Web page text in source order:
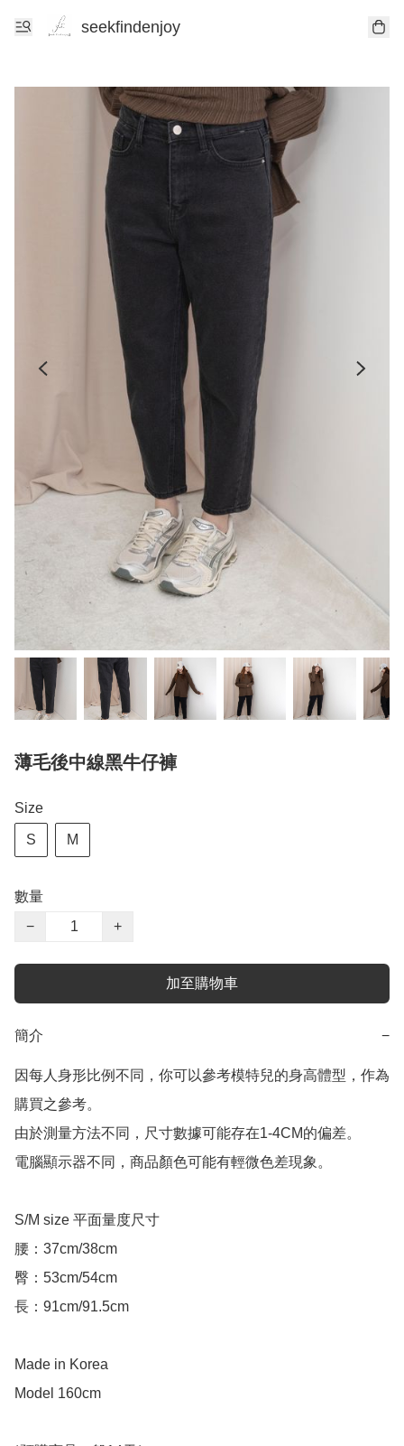
seekfindenjoy
薄毛後中線黑牛仔褲
Size
S M
數量
−
+
加至購物車
簡介 −
因每人身形比例不同，你可以參考模特兒的身高體型，作為
購買之參考。
由於測量方法不同，尺寸數據可能存在1-4CM的偏差。
電腦顯示器不同，商品顏色可能有輕微色差現象。
S/M size 平面量度尺寸
腰：37cm/38cm
臀：53cm/54cm
長：91cm/91.5cm
Made in Korea
Model 160cm